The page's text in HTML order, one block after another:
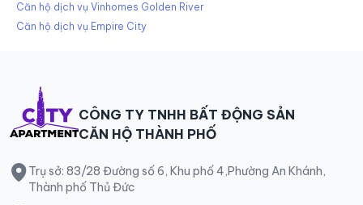
Căn hộ dịch vụ Vinhomes Golden River
Căn hộ dịch vụ Empire City
CÔNG TY TNHH BẤT ĐỘNG SẢN
CĂN HỘ THÀNH PHỐ
Trụ sở: 83/28 Đường số 6, Khu phố 4,Phường An Khánh,
Thành phố Thủ Đức